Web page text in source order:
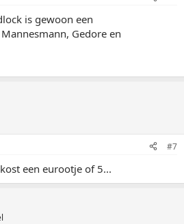
is gewoon een
Gedore en
#7
een eurootje of 5...